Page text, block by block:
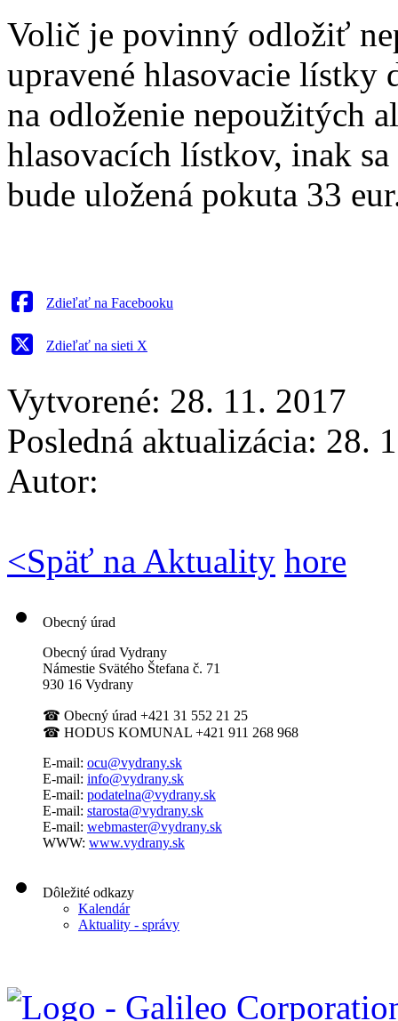
Volič je povinný odložiť
upravené hlasovacie lístky
na odloženie nepoužitých
hlasovacích lístkov, inak
bude uložená pokuta 33
Zdieľať na Facebooku
Zdieľať na sieti X
Vytvorené: 28. 11. 2017
Posledná aktualizácia: 28.
Autor:
<Späť na Aktuality hore
Obecný úrad
Obecný úrad Vydrany
Námestie Svätého Štefana č. 71
930 16 Vydrany
☎ Obecný úrad +421 31 552 21 25
☎ HODUS KOMUNAL +421 911 268 968
E-mail: ocu@vydrany.sk
E-mail: info@vydrany.sk
E-mail: podatelna@vydrany.sk
E-mail: starosta@vydrany.sk
E-mail: webmaster@vydrany.sk
WWW: www.vydrany.sk
Dôležité odkazy
Kalendár
Aktuality - správy